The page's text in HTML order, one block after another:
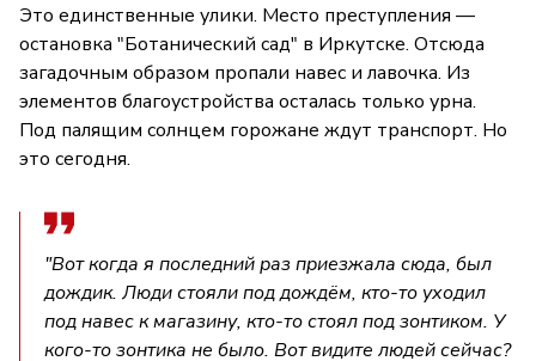
Это единственные улики. Место преступления —
остановка "Ботанический сад" в Иркутске. Отсюда
загадочным образом пропали навес и лавочка. Из
элементов благоустройства осталась только урна.
Под палящим солнцем горожане ждут транспорт. Но
это сегодня.
"Вот когда я последний раз приезжала сюда, был
дождик. Люди стояли под дождём, кто-то уходил
под навес к магазину, кто-то стоял под зонтиком. У
кого-то зонтика не было. Вот видите людей сейчас?